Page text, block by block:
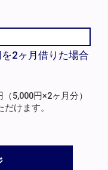
2ヶ月借りた場合
5,000円×2ヶ月分）
けます。